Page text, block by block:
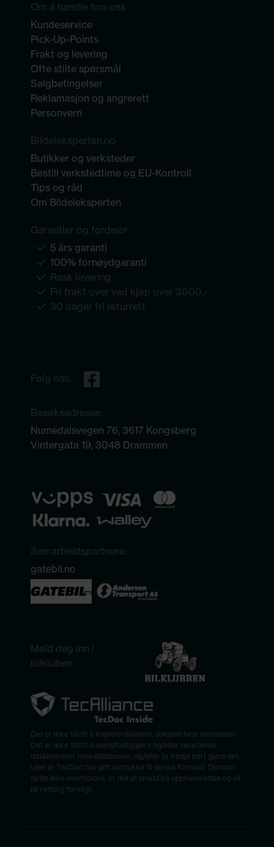
Om å handle hos oss
Kundeservice
Pick-Up-Points
Frakt og levering
Ofte stilte spørsmål
Salgbetingelser
Reklamasjon og angrerett
Personvern
Bildeleksperten.no
Butikker og verksteder
Bestill verkstedtime og EU-Kontroll
Tips og råd
Om Bildeleksperten
Garantier og fordeler
5 års garanti
100% fornøydgaranti
Rask levering
Fri frakt over ved kjøp over 3000,-
30 dager fri returrett
Følg oss:
Besøksadresse:
Numedalsvegen 76, 3617 Kongsberg
Vintergata 19, 3048 Drammen
Samarbeidspartnere:
gatebil.no
Meld deg inn i
bilkluben:
Det er ikke tillatt å kopiere dataene, spesielt hele databasen.
Det er ikke tillatt å mangfoldiggjøre og/eller bearbeide
dataene eller hele databasen, og/eller la tredje part gjøre det,
uten at TecDoc har gitt samtykke til det på forhånd. Dersom
dette ikke overholdes, er det et brudd på opphavsretten og vil
bli rettslig forfulgt.